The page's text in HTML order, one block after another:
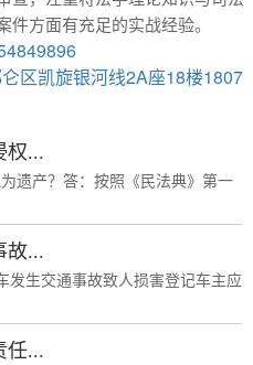
方面有充足的实战经验。
区凯旋银河线2A座18楼1807
权...
遗产？答：按照《民法典》第一
故...
发生交通事故致人损害登记车主应
任...